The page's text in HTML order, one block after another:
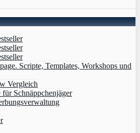
Scripte, Templates, Workshops und
Vergleich
Schnäppchenjäger